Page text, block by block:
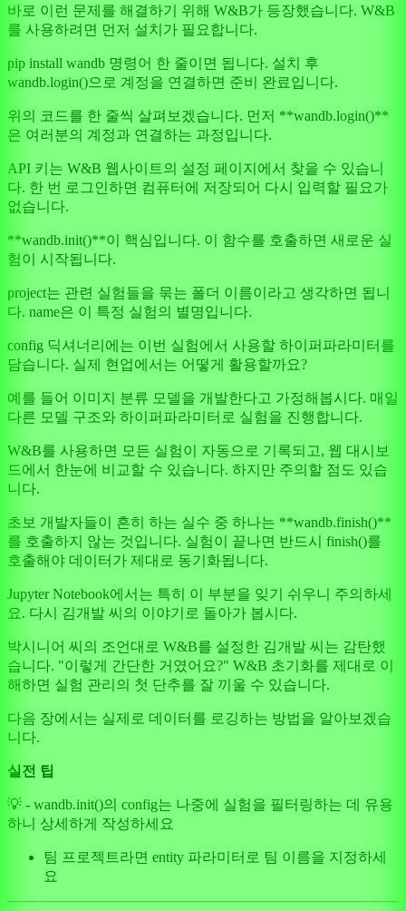
바로 이런 문제를 해결하기 위해 W&B가 등장했습니다. W&B
를 사용하려면 먼저 설치가 필요합니다.
pip install wandb 명령어 한 줄이면 됩니다. 설치 후
wandb.login()으로 계정을 연결하면 준비 완료입니다.
위의 코드를 한 줄씩 살펴보겠습니다. 먼저 **wandb.login()**
은 여러분의 계정과 연결하는 과정입니다.
API 키는 W&B 웹사이트의 설정 페이지에서 찾을 수 있습니
다. 한 번 로그인하면 컴퓨터에 저장되어 다시 입력할 필요가
없습니다.
**wandb.init()**이 핵심입니다. 이 함수를 호출하면 새로운 실
험이 시작됩니다.
project는 관련 실험들을 묶는 폴더 이름이라고 생각하면 됩니
다. name은 이 특정 실험의 별명입니다.
config 딕셔너리에는 이번 실험에서 사용할 하이퍼파라미터를
담습니다. 실제 현업에서는 어떻게 활용할까요?
예를 들어 이미지 분류 모델을 개발한다고 가정해봅시다. 매일
다른 모델 구조와 하이퍼파라미터로 실험을 진행합니다.
W&B를 사용하면 모든 실험이 자동으로 기록되고, 웹 대시보
드에서 한눈에 비교할 수 있습니다. 하지만 주의할 점도 있습
니다.
초보 개발자들이 흔히 하는 실수 중 하나는 **wandb.finish()**
를 호출하지 않는 것입니다. 실험이 끝나면 반드시 finish()를
호출해야 데이터가 제대로 동기화됩니다.
Jupyter Notebook에서는 특히 이 부분을 잊기 쉬우니 주의하세
요. 다시 김개발 씨의 이야기로 돌아가 봅시다.
박시니어 씨의 조언대로 W&B를 설정한 김개발 씨는 감탄했
습니다. "이렇게 간단한 거였어요?" W&B 초기화를 제대로 이
해하면 실험 관리의 첫 단추를 잘 끼울 수 있습니다.
다음 장에서는 실제로 데이터를 로깅하는 방법을 알아보겠습
니다.
실전 팁
💡 - wandb.init()의 config는 나중에 실험을 필터링하는 데 유용
하니 상세하게 작성하세요
팀 프로젝트라면 entity 파라미터로 팀 이름을 지정하세
요